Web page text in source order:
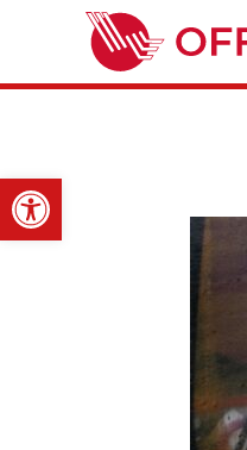
Open toolbar